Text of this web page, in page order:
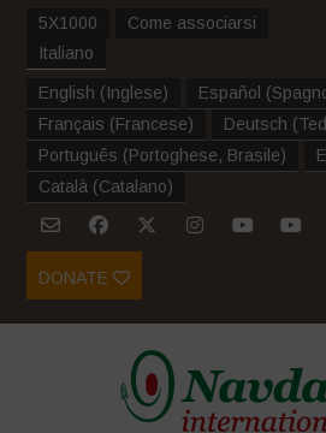
5X1000
Come associarsi
Italiano
English (Inglese) Español (
Français (Francese) Deutsch (
Português (Portoghese, Brasile)
Català (Catalano)
DONATE